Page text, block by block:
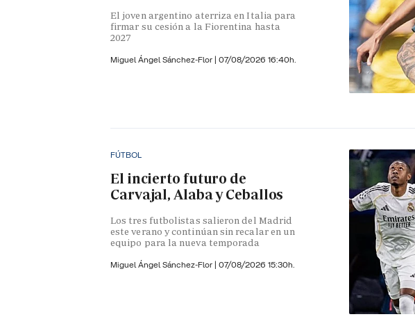
El joven argentino aterriza en Italia para
firmar su cesión a la Fiorentina hasta
2027
Miguel Ángel Sánchez-Flor | 07/08/2026 16:40h.
FÚTBOL
El incierto futuro de
Carvajal, Alaba y Ceballos
Los tres futbolistas salieron del Madrid
este verano y continúan sin recalar en un
equipo para la nueva temporada
Miguel Ángel Sánchez-Flor | 07/08/2026 15:30h.